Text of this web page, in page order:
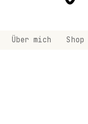
Über mich Shop